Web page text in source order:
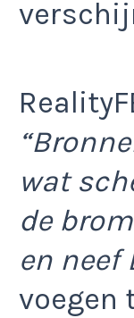
wat
de
en neef
voegen